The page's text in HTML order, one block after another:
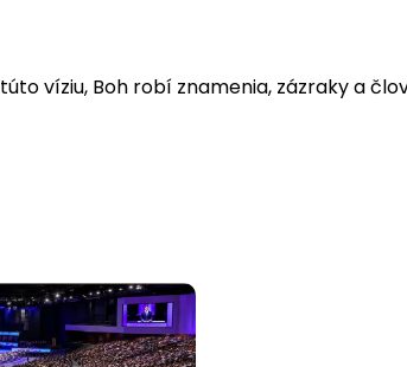
víziu, Boh robí znamenia, zázraky a